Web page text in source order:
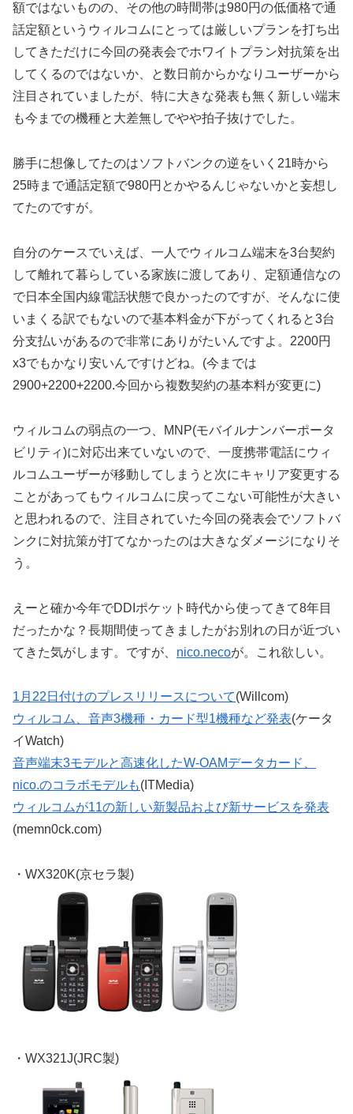
額ではないものの、その他の時間帯は980円の低価格で通
話定額というウィルコムにとっては厳しいプランを打ち出
してきただけに今回の発表会でホワイトプラン対抗策を出
してくるのではないか、と数日前からかなりユーザーから
注目されていましたが、特に大きな発表も無く新しい端末
も今までの機種と大差無しでやや拍子抜けでした。
勝手に想像してたのはソフトバンクの逆をいく21時から
25時まで通話定額で980円とかやるんじゃないかと妄想し
てたのですが。
自分のケースでいえば、一人でウィルコム端末を3台契約
して離れて暮らしている家族に渡してあり、定額通信なの
で日本全国内線電話状態で良かったのですが、そんなに使
いまくる訳でもないので基本料金が下がってくれると3台
分支払いがあるので非常にありがたいんですよ。2200円
x3でもかなり安いんですけどね。(今までは
2900+2200+2200.今回から複数契約の基本料が変更に)
ウィルコムの弱点の一つ、MNP(モバイルナンバーポータ
ビリティ)に対応出来ていないので、一度携帯電話にウィ
ルコムユーザーが移動してしまうと次にキャリア変更する
ことがあってもウィルコムに戻ってこない可能性が大きい
と思われるので、注目されていた今回の発表会でソフトバ
ンクに対抗策が打てなかったのは大きなダメージになりそ
う。
えーと確か今年でDDIポケット時代から使ってきて8年目
だったかな？長期間使ってきましたがお別れの日が近づい
てきた気がします。ですが、 nico.necoが。これ欲しい。
1月22日付けのプレスリリースについて(Willcom)
ウィルコム、音声3機種・カード型1機種など発表(ケータ
イWatch)
音声端末3モデルと高速化したW-OAMデータカード、
nico.のコラボモデルも(ITMedia)
ウィルコムが11の新しい新製品および新サービスを発表
(memn0ck.com)
・WX320K(京セラ製)
・WX321J(JRC製)